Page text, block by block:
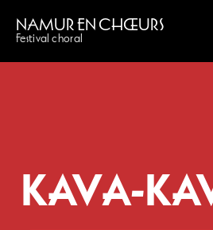
NAMUR EN CHŒURS
Festival choral
KAVA-